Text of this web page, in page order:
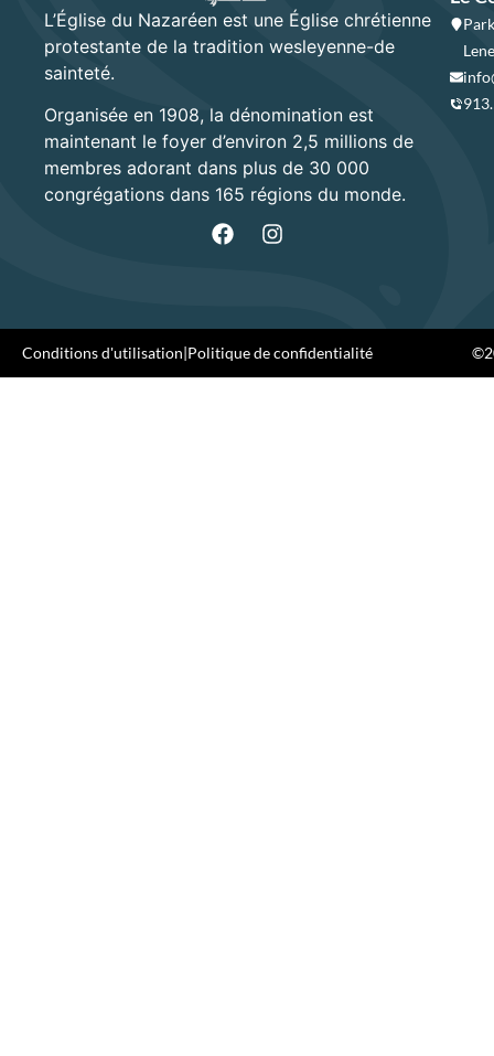
L’Église du Nazaréen est une Église chrétienne
protestante de la tradition wesleyenne-de
sainteté.
Organisée en 1908, la dénomination est
maintenant le foyer d’environ 2,5 millions de
membres adorant dans plus de 30 000
congrégations dans 165 régions du monde.
Conditions d'utilisation|Politique de confidentialité